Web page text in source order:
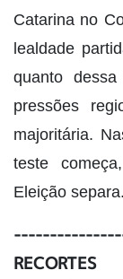
Catarina no
lealdade
quanto
pressões
majoritária.
teste
Eleição separa.
RECORTES